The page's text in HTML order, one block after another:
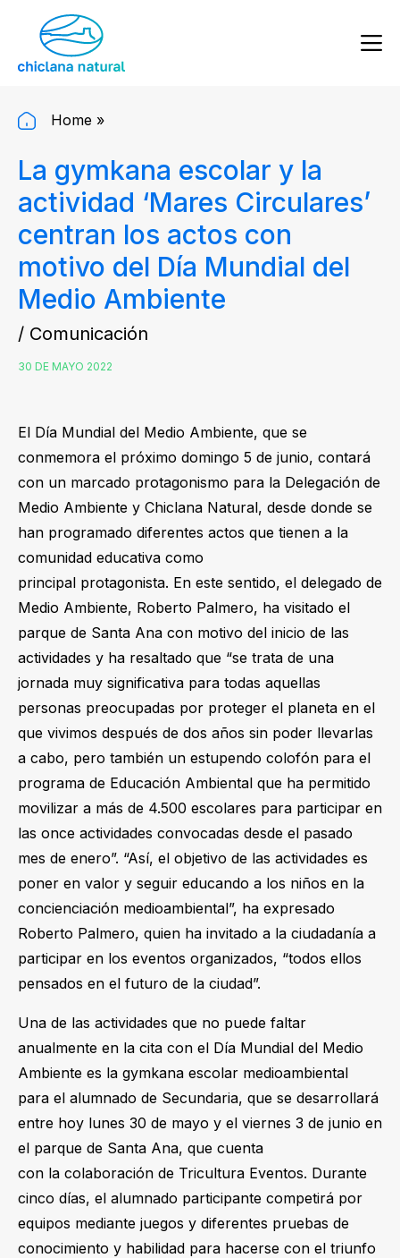
Home »
La gymkana escolar y la
actividad ‘Mares Circulares’
centran los actos con
motivo del Día Mundial del
Medio Ambiente
/ Comunicación
30 DE MAYO 2022
El Día Mundial del Medio Ambiente, que se
conmemora el próximo domingo 5 de junio, contará
con un marcado protagonismo para la Delegación de
Medio Ambiente y Chiclana Natural, desde donde se
han programado diferentes actos que tienen a la
comunidad educativa como
principal protagonista. En este sentido, el delegado de
Medio Ambiente, Roberto Palmero, ha visitado el
parque de Santa Ana con motivo del inicio de las
actividades y ha resaltado que “se trata de una
jornada muy significativa para todas aquellas
personas preocupadas por proteger el planeta en el
que vivimos después de dos años sin poder llevarlas
a cabo, pero también un estupendo colofón para el
programa de Educación Ambiental que ha permitido
movilizar a más de 4.500 escolares para participar en
las once actividades convocadas desde el pasado
mes de enero”. “Así, el objetivo de las actividades es
poner en valor y seguir educando a los niños en la
concienciación medioambiental”, ha expresado
Roberto Palmero, quien ha invitado a la ciudadanía a
participar en los eventos organizados, “todos ellos
pensados en el futuro de la ciudad”.
Una de las actividades que no puede faltar
anualmente en la cita con el Día Mundial del Medio
Ambiente es la gymkana escolar medioambiental
para el alumnado de Secundaria, que se desarrollará
entre hoy lunes 30 de mayo y el viernes 3 de junio en
el parque de Santa Ana, que cuenta
con la colaboración de Tricultura Eventos. Durante
cinco días, el alumnado participante competirá por
equipos mediante juegos y diferentes pruebas de
conocimiento y habilidad para hacerse con el triunfo